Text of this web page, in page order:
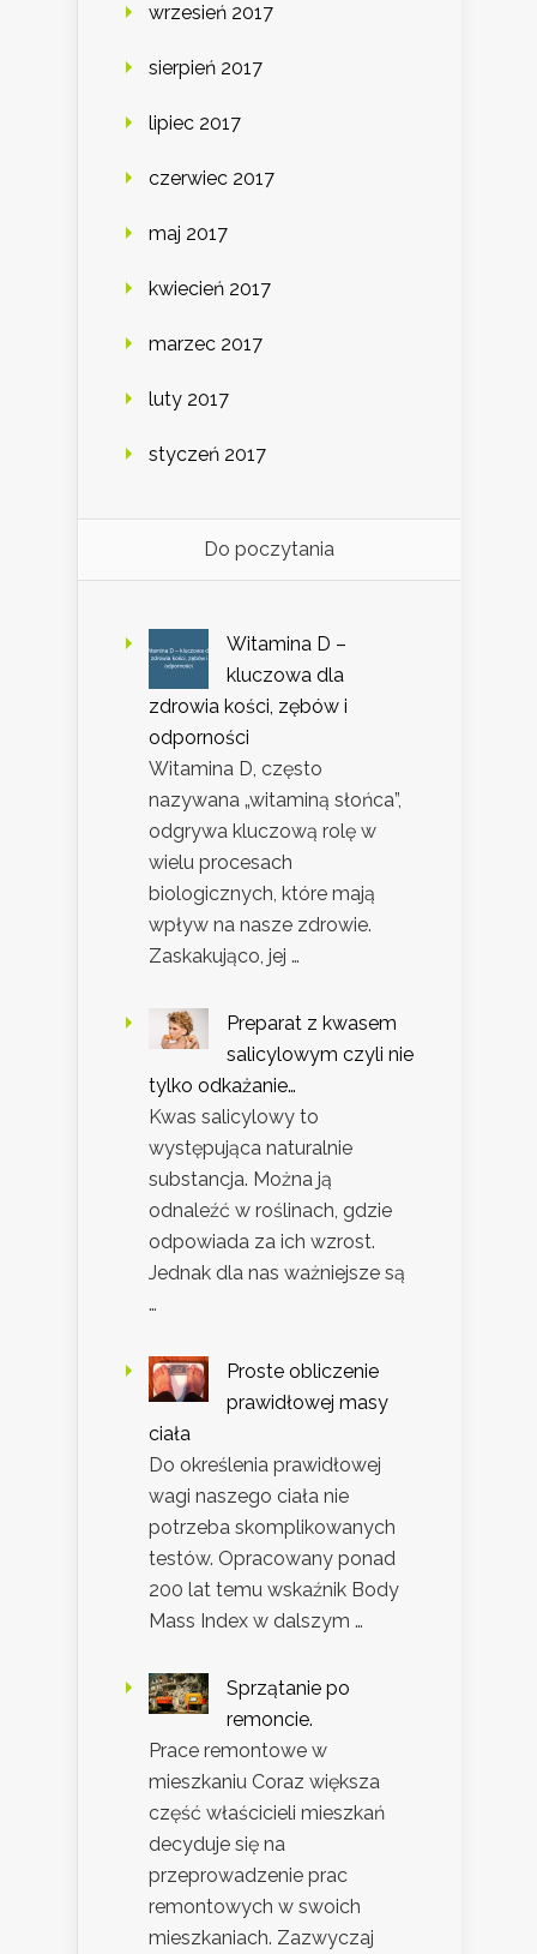
wrzesień 2017
sierpień 2017
lipiec 2017
czerwiec 2017
maj 2017
kwiecień 2017
marzec 2017
luty 2017
styczeń 2017
Do poczytania
Witamina D –
kluczowa dla
zdrowia kości, zębów i
odporności
Witamina D, często
nazywana „witaminą słońca”,
odgrywa kluczową rolę w
wielu procesach
biologicznych, które mają
wpływ na nasze zdrowie.
Zaskakująco, jej …
Preparat z kwasem
salicylowym czyli nie
tylko odkażanie…
Kwas salicylowy to
występująca naturalnie
substancja. Można ją
odnaleźć w roślinach, gdzie
odpowiada za ich wzrost.
Jednak dla nas ważniejsze są
…
Proste obliczenie
prawidłowej masy
ciała
Do określenia prawidłowej
wagi naszego ciała nie
potrzeba skomplikowanych
testów. Opracowany ponad
200 lat temu wskaźnik Body
Mass Index w dalszym …
Sprzątanie po
remoncie.
Prace remontowe w
mieszkaniu Coraz większa
część właścicieli mieszkań
decyduje się na
przeprowadzenie prac
remontowych w swoich
mieszkaniach. Zazwyczaj